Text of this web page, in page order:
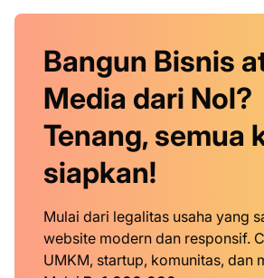
Bangun Bisnis
Media dari Nol?
Tenang, semua
siapkan!
Mulai dari legalitas usaha yang
website modern dan responsif.
UMKM, startup, komunitas, dan